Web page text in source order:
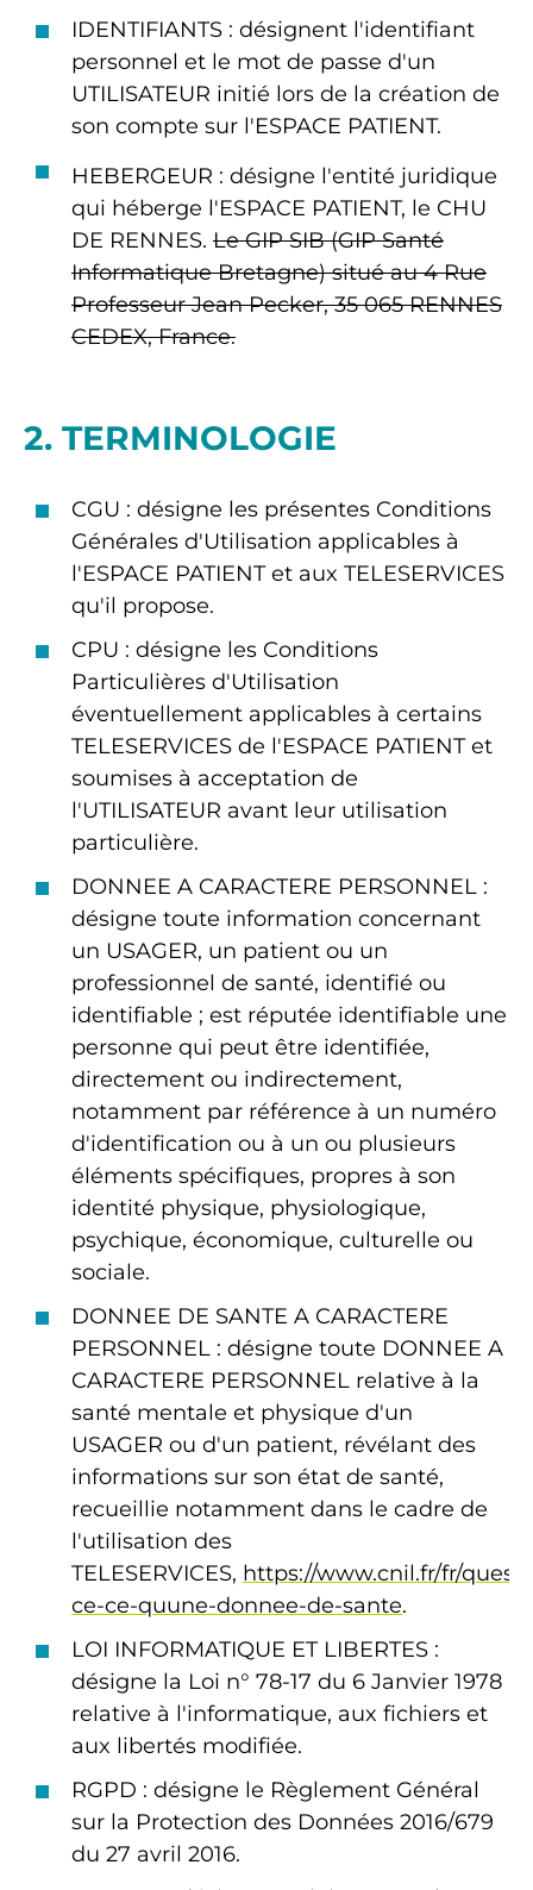
IDENTIFIANTS : désignent l'identifiant
personnel et le mot de passe d'un
UTILISATEUR initié lors de la création de
son compte sur l'ESPACE PATIENT.
HEBERGEUR : désigne l'entité juridique
qui héberge l'ESPACE PATIENT, le CHU
DE RENNES. Le GIP SIB (GIP Santé
Informatique Bretagne) situé au 4 Rue
Professeur Jean Pecker, 35 065 RENNES
CEDEX, France.
2. TERMINOLOGIE
CGU : désigne les présentes Conditions
Générales d'Utilisation applicables à
l'ESPACE PATIENT et aux TELESERVICES
qu'il propose.
CPU : désigne les Conditions
Particulières d'Utilisation
éventuellement applicables à certains
TELESERVICES de l'ESPACE PATIENT et
soumises à acceptation de
l'UTILISATEUR avant leur utilisation
particulière.
DONNEE A CARACTERE PERSONNEL :
désigne toute information concernant
un USAGER, un patient ou un
professionnel de santé, identifié ou
identifiable ; est réputée identifiable une
personne qui peut être identifiée,
directement ou indirectement,
notamment par référence à un numéro
d'identification ou à un ou plusieurs
éléments spécifiques, propres à son
identité physique, physiologique,
psychique, économique, culturelle ou
sociale.
DONNEE DE SANTE A CARACTERE
PERSONNEL : désigne toute DONNEE A
CARACTERE PERSONNEL relative à la
santé mentale et physique d'un
USAGER ou d'un patient, révélant des
informations sur son état de santé,
recueillie notamment dans le cadre de
l'utilisation des
TELESERVICES, https://www.cnil.fr/fr/quest-
ce-ce-quune-donnee-de-sante.
LOI INFORMATIQUE ET LIBERTES :
désigne la Loi n° 78-17 du 6 Janvier 1978
relative à l'informatique, aux fichiers et
aux libertés modifiée.
RGPD : désigne le Règlement Général
sur la Protection des Données 2016/679
du 27 avril 2016.